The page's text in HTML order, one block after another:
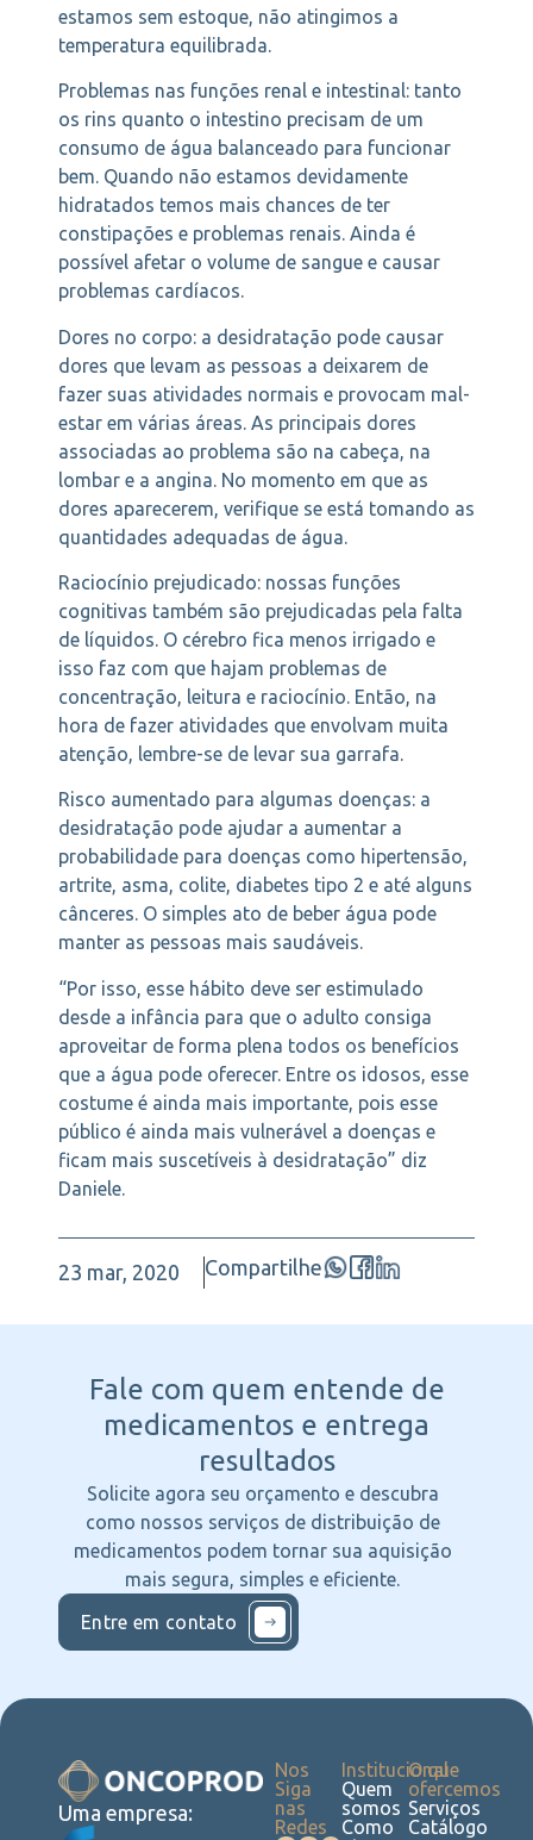
estamos sem estoque, não atingimos a
temperatura equilibrada.
Problemas nas funções renal e intestinal: tanto
os rins quanto o intestino precisam de um
consumo de água balanceado para funcionar
bem. Quando não estamos devidamente
hidratados temos mais chances de ter
constipações e problemas renais. Ainda é
possível afetar o volume de sangue e causar
problemas cardíacos.
Dores no corpo: a desidratação pode causar
dores que levam as pessoas a deixarem de
fazer suas atividades normais e provocam mal-
estar em várias áreas. As principais dores
associadas ao problema são na cabeça, na
lombar e a angina. No momento em que as
dores aparecerem, verifique se está tomando as
quantidades adequadas de água.
Raciocínio prejudicado: nossas funções
cognitivas também são prejudicadas pela falta
de líquidos. O cérebro fica menos irrigado e
isso faz com que hajam problemas de
concentração, leitura e raciocínio. Então, na
hora de fazer atividades que envolvam muita
atenção, lembre-se de levar sua garrafa.
Risco aumentado para algumas doenças: a
desidratação pode ajudar a aumentar a
probabilidade para doenças como hipertensão,
artrite, asma, colite, diabetes tipo 2 e até alguns
cânceres. O simples ato de beber água pode
manter as pessoas mais saudáveis.
“Por isso, esse hábito deve ser estimulado
desde a infância para que o adulto consiga
aproveitar de forma plena todos os benefícios
que a água pode oferecer. Entre os idosos, esse
costume é ainda mais importante, pois esse
público é ainda mais vulnerável a doenças e
ficam mais suscetíveis à desidratação” diz
Daniele.
23 mar, 2020 Compartilhe
Fale com quem entende de
medicamentos e entrega
resultados
Solicite agora seu orçamento e descubra
como nossos serviços de distribuição de
medicamentos podem tornar sua aquisição
mais segura, simples e eficiente.
Entre em contato
Uma empresa:
Institucional
Quem
somos
Como
O que
ofercemos
Serviços
Catálogo
Nos
Siga
nas
Redes